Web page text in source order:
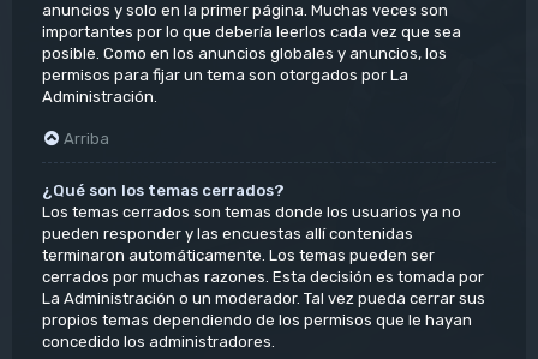
anuncios y solo en la primer página. Muchas veces son
importantes por lo que debería leerlos cada vez que sea
posible. Como en los anuncios globales y anuncios, los
permisos para fijar un tema son otorgados por La
Administración.
Arriba
¿Qué son los temas cerrados?
Los temas cerrados son temas donde los usuarios ya no
pueden responder y las encuestas allí contenidas
terminaron automáticamente. Los temas pueden ser
cerrados por muchas razones. Esta decisión es tomada por
La Administración o un moderador. Tal vez pueda cerrar sus
propios temas dependiendo de los permisos que le hayan
concedido los administradores.